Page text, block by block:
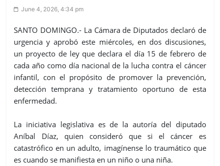
June 4, 2026, 4:34 pm
SANTO DOMINGO.- La Cámara de Diputados declaró de
urgencia y aprobóeste miércoles, en dos discusiones,
un proyecto de ley que declara el día 15 de febrerode
cada año como día nacional de la lucha contra el cáncer
infantil, con el propósito de promover la prevención,
detección temprana y tratamiento oportuno de esta
enfermedad.
La iniciativa legislativa es de la autoría del diputado
Aníbal Díaz, quien consideró que si el cáncer es
catastrófico en un adulto, imagínense lo traumático que
es cuando se manifiesta en un niño o una niña.